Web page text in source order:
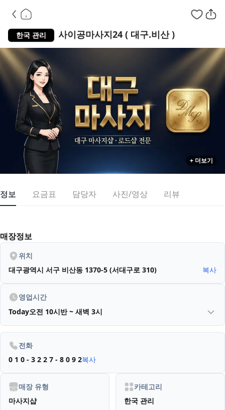
한국 관리 사이공마사지24 ( 대구.비산 )대구 서구
+ 더보기
정보 요금표 담당자 사진/영상 리뷰
매장정보
위치
대구광역시 서구 비산동 1370-5 (서대구로 310)
복사
영업시간
Today오전 10시반 ~ 새벽 3시
전화
0 1 0 - 3 2 2 7 - 8 0 9 2복사
매장 유형
마사지샵
카테고리
한국 관리